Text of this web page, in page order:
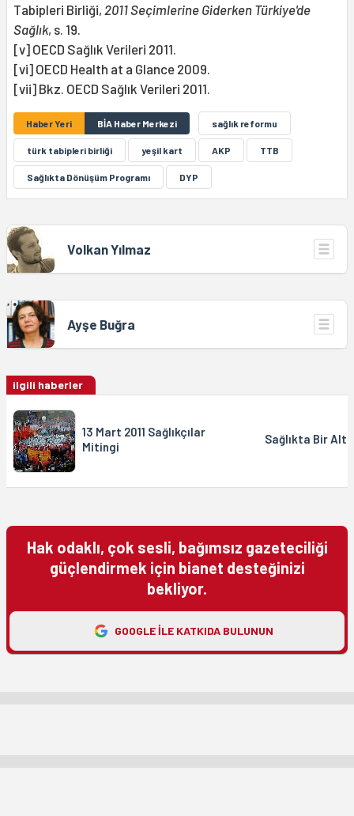
Tabipleri Birliği, 2011 Seçimlerine Giderken Türkiye'de
Sağlık, s. 19.
[v] OECD Sağlık Verileri 2011.
[vi] OECD Health at a Glance 2009.
[vii] Bkz. OECD Sağlık Verileri 2011.
Haber Yeri BİA Haber Merkezi sağlık reformu
türk tabipleri birliği yeşil kart AKP TTB
Sağlıkta Dönüşüm Programı DYP
Volkan Yılmaz
Ayşe Buğra
ilgili haberler
13 Mart 2011 Sağlıkçılar
Mitingi
Sağlıkta Bir
Hak odaklı, çok sesli, bağımsız gazeteciliği
güçlendirmek için bianet desteğinizi
bekliyor.
GOOGLE ILE KATKIDA BULUNUN